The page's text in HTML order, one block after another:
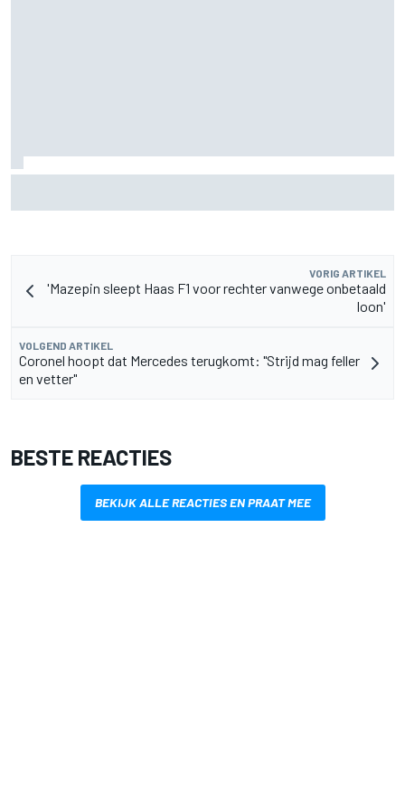
VORIG ARTIKEL
'Mazepin sleept Haas F1 voor rechter vanwege onbetaald
loon'
VOLGEND ARTIKEL
Coronel hoopt dat Mercedes terugkomt: "Strijd mag feller
en vetter"
BESTE REACTIES
BEKIJK ALLE REACTIES EN PRAAT MEE